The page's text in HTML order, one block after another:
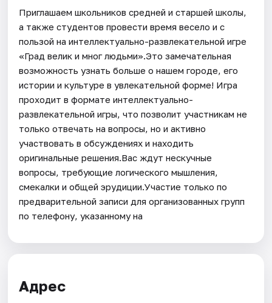
Приглашаем школьников средней и старшей школы,
а также студентов провести время весело и с
пользой на интеллектуально-развлекательной игре
«Град велик и мног людьми».Это замечательная
возможность узнать больше о нашем городе, его
истории и культуре в увлекательной форме! Игра
проходит в формате интеллектуально-
развлекательной игры, что позволит участникам не
только отвечать на вопросы, но и активно
участвовать в обсуждениях и находить
оригинальные решения.Вас ждут нескучные
вопросы, требующие логического мышления,
смекалки и общей эрудиции.Участие только по
предварительной записи для организованных групп
по телефону, указанному на
Адрес